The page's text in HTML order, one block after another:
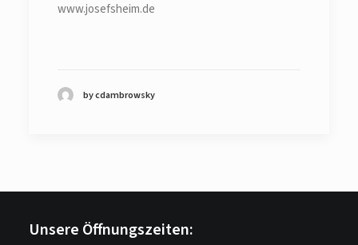
www.josefsheim.de
by cdambrowsky
Unsere Öffnungszeiten: